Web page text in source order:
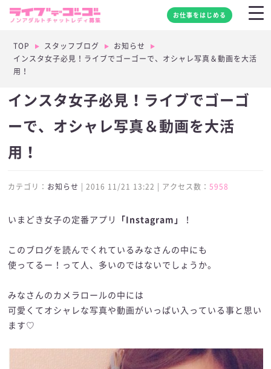
お仕事をはじめる
TOP スタッフブログ
お知らせ
インスタ女子必見！ライブでゴーゴーで、オシャレ写真＆動画を大活
用！
インスタ女子必見！ライブでゴーゴ
ーで、オシャレ写真＆動画を大活
用！
カテゴリ： お知らせ | 2016 11/21 13:22 | アクセス数： 5958
いまどき女子の定番アプリ 「Instagram」 ！
このブログを読んでくれているみなさんの中にも
使ってるー！って人、多いのではないでしょうか。
みなさんのカメラロールの中には
可愛くてオシャレな写真や動画がいっぱい入っている事と思い
ます♡